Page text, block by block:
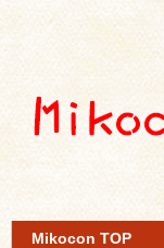
Mikocon TOP